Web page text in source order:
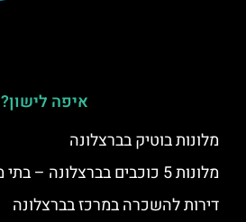
איפה לישון?
מלונות בוטיק בברצלונה
מלונות 5 כוכבים בברצלונה – בתי מלון יוקרתיים
דירות להשכרה במרכז בברצלונה